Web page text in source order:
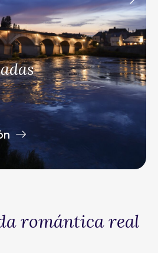
Castillos
Más información
romántica real